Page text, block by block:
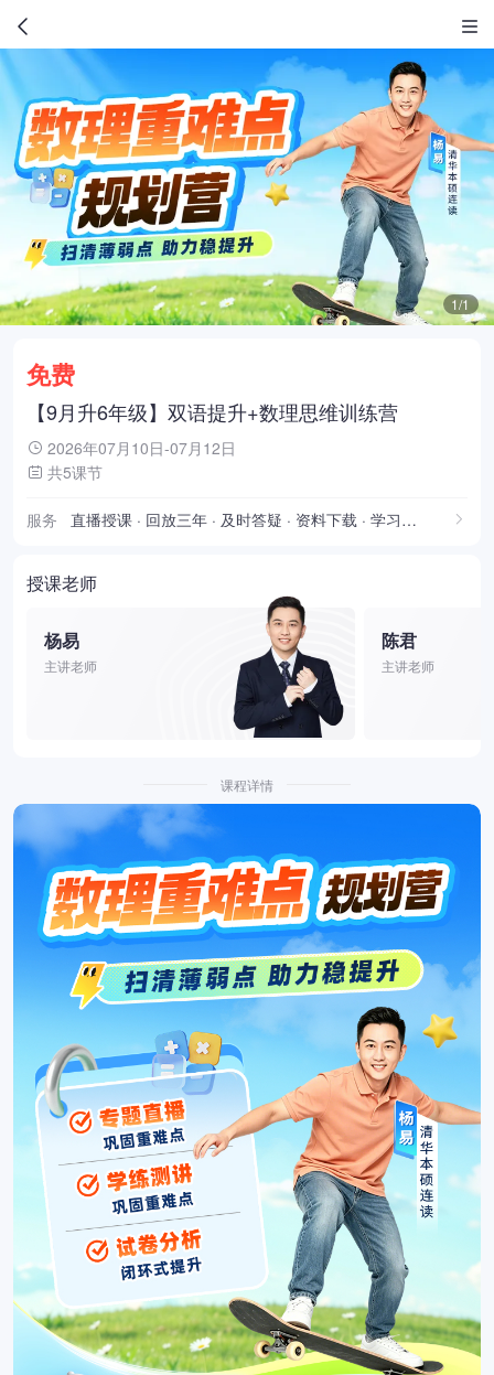
1/1
免费
【9月升6年级】双语提升+数理思维训练营
2026年07月10日-07月12日
共5课节
服务 直播授课 · 回放三年 · 及时答疑 · 资料下载 · 学习报告
授课老师
杨易
主讲老师
陈君
主讲老师
课程详情